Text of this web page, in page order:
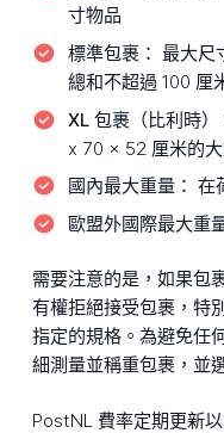
寸物品
標準包裹： 最大尺
總和不超過 100 厘
XL 包裹（比利時）
x 70 x 52 厘米的
國內最大重量： 在
歐盟外國際最大重
需要注意的是，如果包
有權拒絕接受包裹，特
指定的規格。為避免任
細測量並稱重包裹，並
PostNL 費率定期更新